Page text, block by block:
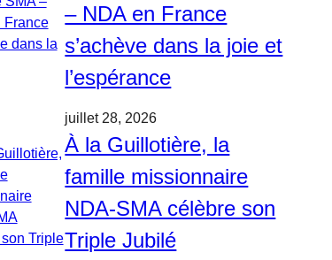
– NDA en France
s’achève dans la joie et
l’espérance
juillet 28, 2026
À la Guillotière, la
famille missionnaire
NDA-SMA célèbre son
Triple Jubilé